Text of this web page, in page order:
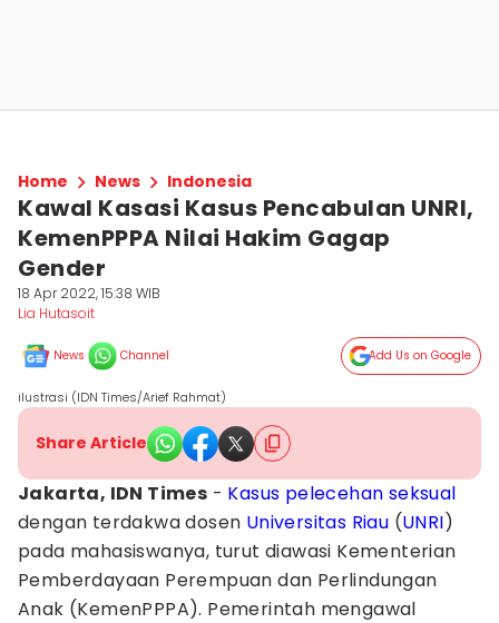
Home News Indonesia
Kawal Kasasi Kasus Pencabulan UNRI,
KemenPPPA Nilai Hakim Gagap
Gender
18 Apr 2022, 15:38 WIB
Lia Hutasoit
News Channel Add Us on Google
ilustrasi (IDN Times/Arief Rahmat)
Share Article
Jakarta, IDN Times - Kasus pelecehan seksual
dengan terdakwa dosen Universitas Riau (UNRI)
pada mahasiswanya, turut diawasi Kementerian
Pemberdayaan Perempuan dan Perlindungan
Anak (KemenPPPA). Pemerintah mengawal